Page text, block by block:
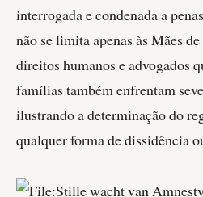
interrogada e condenada a
não se limita apenas às Mães
direitos humanos e advogados
famílias também enfrentam
ilustrando a determinação do
qualquer forma de dissidência